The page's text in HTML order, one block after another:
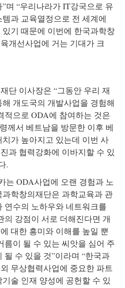
며 “우리나라가 IT강국으로 유
과 교육열정으로 전 세계에
기 때문에 이번에 한국과학창
개선사업에 거는 기대가 크
단 이사장은 “그동안 우리 재
개도국의 개발사업을 경험해
적으로 ODA에 참여하는 것은
께서 베트남을 방문한 이후 베
가 높아지고 있는데 이번 사
과 협력강화에 이바지할 수 있
.
는 ODA사업에 오랜 경험과 노
학창의재단은 과학교육과 관
연수의 노하우와 네트워크를
의 강점이 서로 더해진다면 개
대한 흥미와 이해를 높일 뿐
름이 될 수 있는 씨앗을 심어 주
수 있을 것”이라며 “한국과
무상협력사업에 중요한 파트
술 인재 양성에 공헌할 수 있